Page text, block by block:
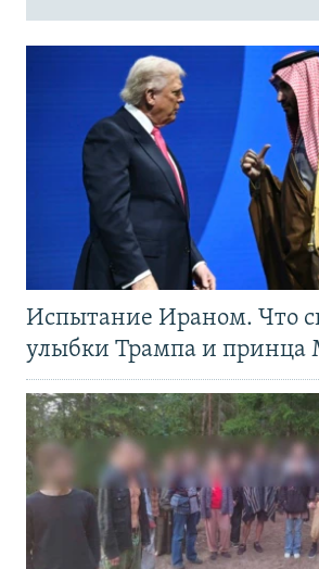
Испытание Ираном. Что
улыбки Трампа и принца